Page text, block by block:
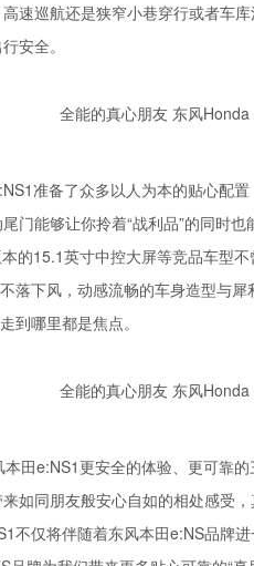
速巡航还是狭窄小巷穿行或者车
安全。
准备了众多以人为本的贴心配
门能够让你拎着“战利品”的同时
的15.1英寸中控大屏等竞品车型
落下风，动感流畅的车身造型与
到哪里都是焦点。
田e:NS1更安全的体验、更可靠
如同朋友般安心自如的相处感受
不仅将伴随着东风本田e:NS品牌